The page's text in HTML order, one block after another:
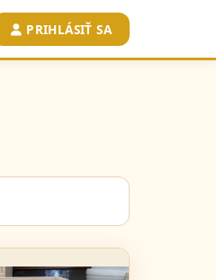
PRIHLÁSIŤ SA